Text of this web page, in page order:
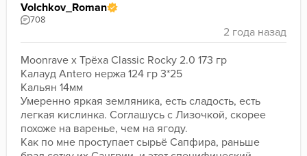
Volchkov_Roman
708
Moonrave x Трёха Classic Rocky 2.0 173 гр
Калауд Antero нержа 124 гр 3*25
Кальян 14мм
Умеренно яркая земляника, есть сладость, есть
легкая кислинка. Соглашусь с Лизочкой, скорее
похоже на варенье, чем на ягоду.
Как по мне проступает сырьё Сапфира, раньше